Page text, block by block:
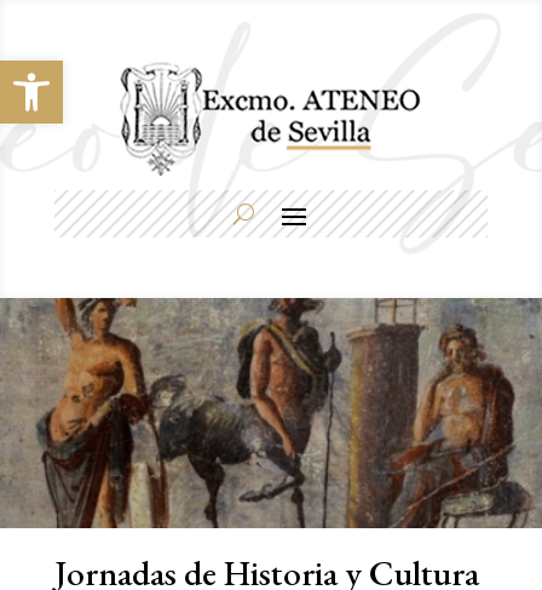
Abrir barra de herramientas
Jornadas de Historia y Cultura